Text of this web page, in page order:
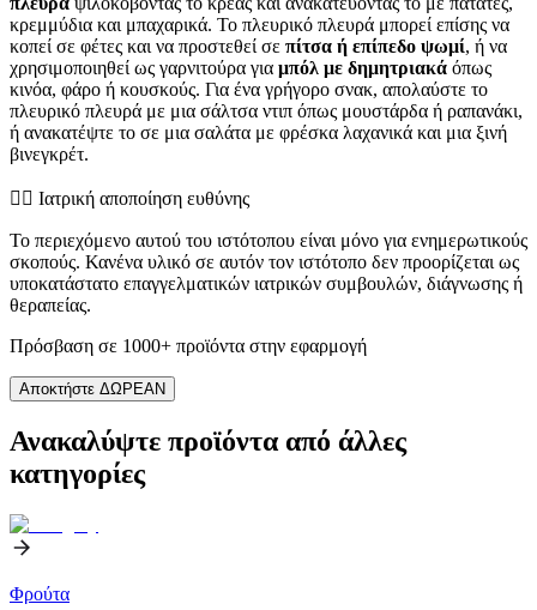
κρεμμύδια και μπαχαρικά. Το πλευρικό πλευρά μπορεί επίσης να
κοπεί σε φέτες και να προστεθεί σε πίτσα ή επίπεδο ψωμί, ή να
χρησιμοποιηθεί ως γαρνιτούρα για μπόλ με δημητριακά όπως
κινόα, φάρο ή κουσκούς. Για ένα γρήγορο σνακ, απολαύστε το
πλευρικό πλευρά με μια σάλτσα ντιπ όπως μουστάρδα ή ραπανάκι,
ή ανακατέψτε το σε μια σαλάτα με φρέσκα λαχανικά και μια ξινή
βινεγκρέτ.
👨‍⚕️️ Ιατρική αποποίηση ευθύνης
Το περιεχόμενο αυτού του ιστότοπου είναι μόνο για ενημερωτικούς
σκοπούς. Κανένα υλικό σε αυτόν τον ιστότοπο δεν προορίζεται ως
υποκατάστατο επαγγελματικών ιατρικών συμβουλών, διάγνωσης ή
θεραπείας.
Πρόσβαση σε 1000+ προϊόντα στην εφαρμογή
Αποκτήστε ΔΩΡΕΑΝ
Ανακαλύψτε προϊόντα από άλλες
κατηγορίες
Φρούτα